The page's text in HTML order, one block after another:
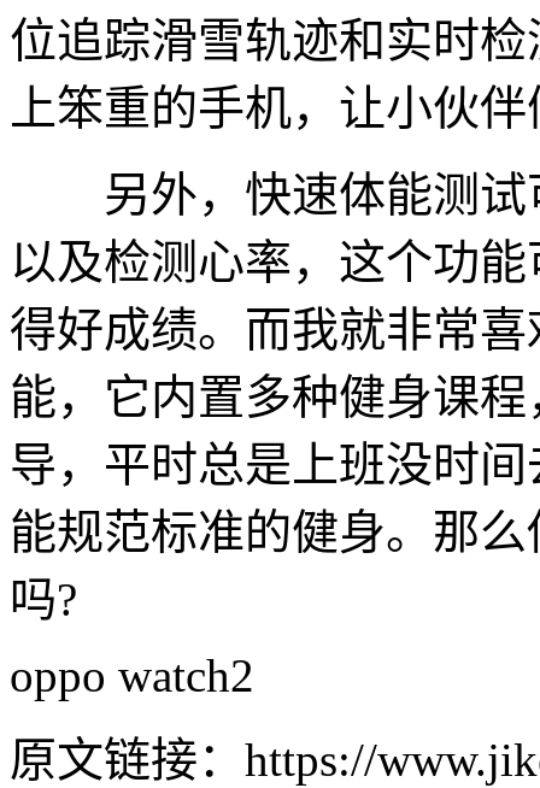
位追踪滑雪轨迹和实时
上笨重的手机，让小伙
另外，快速体能测试
以及检测心率，这个功
得好成绩。而我就非常
能，它内置多种健身课
导，平时总是上班没时
能规范标准的健身。那么
吗?
oppo watch2
原文链接：https://